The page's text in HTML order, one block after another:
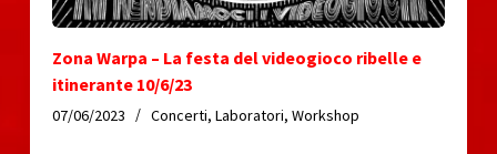
Zona Warpa – La festa del videogioco ribelle e
itinerante 10/6/23
07/06/2023 Concerti, Laboratori, Workshop